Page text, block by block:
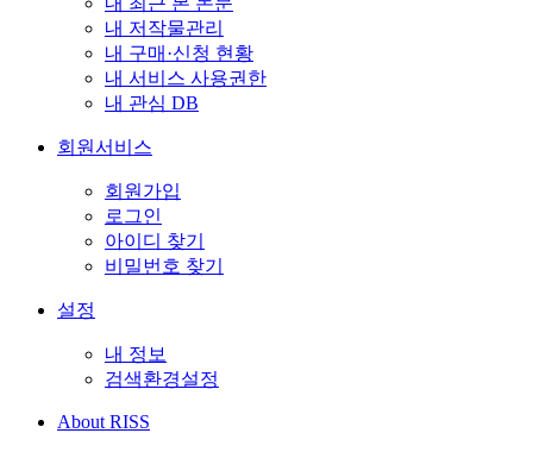
내 저작물관리
내 구매·신청 현황
내 서비스 사용권한
내 관심 DB
회원서비스
회원가입
로그인
아이디 찾기
비밀번호 찾기
설정
내 정보
검색환경설정
About RISS